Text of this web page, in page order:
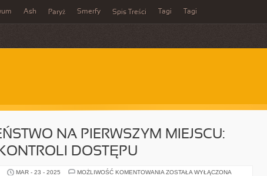
Ash Paryż Smerfy Spis Treści Tagi Tagi
NA PIERWSZYM MIEJSCU:
DOSTĘPU
MAR - 23 - 2025 MOŻLIWOŚĆ KOMENTOWANIA BEZPIECZEŃSTWO
ZOSTAŁA WYŁĄCZONA